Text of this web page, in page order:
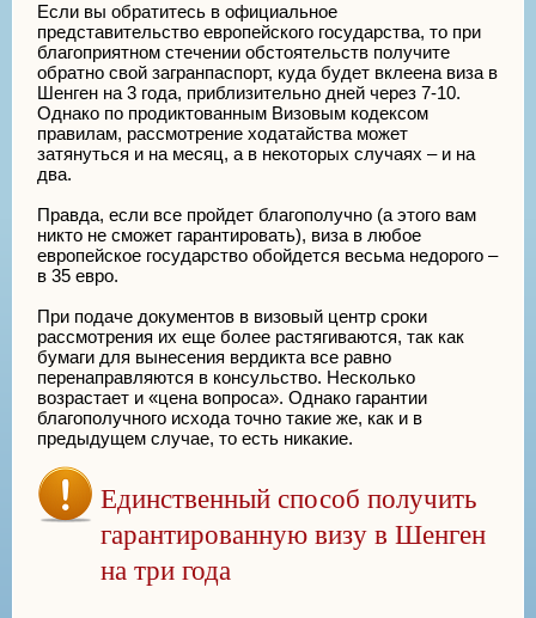
Если вы обратитесь в официальное
представительство европейского государства, то при
благоприятном стечении обстоятельств получите
обратно свой загранпаспорт, куда будет вклеена виза в
Шенген на 3 года, приблизительно дней через 7-10.
Однако по продиктованным Визовым кодексом
правилам, рассмотрение ходатайства может
затянуться и на месяц, а в некоторых случаях – и на
два.
Правда, если все пройдет благополучно (а этого вам
никто не сможет гарантировать), виза в любое
европейское государство обойдется весьма недорого –
в 35 евро.
При подаче документов в визовый центр сроки
рассмотрения их еще более растягиваются, так как
бумаги для вынесения вердикта все равно
перенаправляются в консульство. Несколько
возрастает и «цена вопроса». Однако гарантии
благополучного исхода точно такие же, как и в
предыдущем случае, то есть никакие.
Единственный способ получить
гарантированную визу в Шенген
на три года